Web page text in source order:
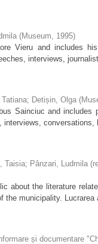
(Museum, 1995)
Vieru and includes
interviews,
; Detișin, Olga (
Sainciuc and includes
interviews,
Taisia; Pânzari, Ludmila
about the literature
the municipality. Lucrarea
și documentare